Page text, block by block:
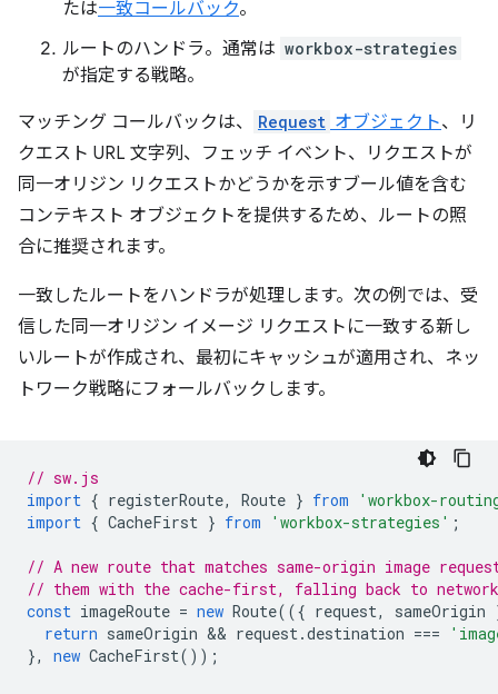
たは一致コールバック。
ルートのハンドラ。通常は workbox-strategies
が指定する戦略。
マッチング コールバックは、 Request オブジェクト、リ
クエスト URL 文字列、フェッチ イベント、リクエストが
同一オリジン リクエストかどうかを示すブール値を含む
コンテキスト オブジェクトを提供するため、ルートの照
合に推奨されます。
一致したルートをハンドラが処理します。次の例では、受
信した同一オリジン イメージ リクエストに一致する新し
いルートが作成され、最初にキャッシュが適用され、ネッ
トワーク戦略にフォールバックします。
// sw.js
import { registerRoute, Route } from
'workbox-
import { CacheFirst } from 'workbox-strategies' ;
// A new route that matches same-origin image
// them with the cache-first, falling back to
const imageRoute = new Route(({ request, sameOrigin
return sameOrigin && request.destination ===
},
new CacheFirst());